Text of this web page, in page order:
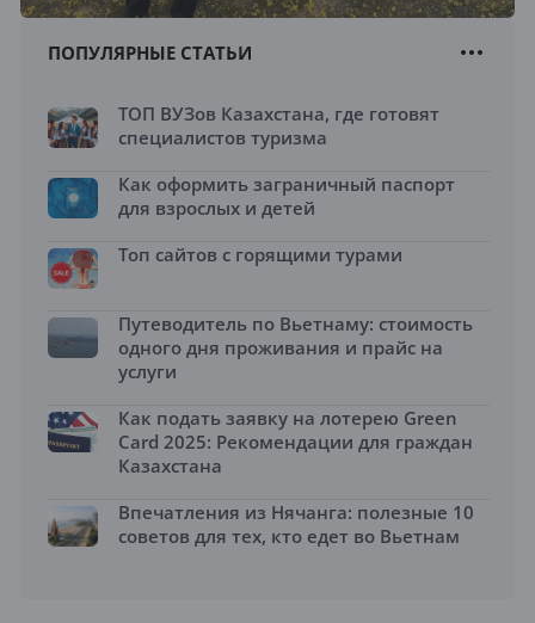
ПОПУЛЯРНЫЕ СТАТЬИ
ТОП ВУЗов Казахстана, где готовят
специалистов туризма
Как оформить заграничный паспорт
для взрослых и детей
Топ сайтов с горящими турами
Путеводитель по Вьетнаму: стоимость
одного дня проживания и прайс на
услуги
Как подать заявку на лотерею Green
Card 2025: Рекомендации для граждан
Казахстана
Впечатления из Нячанга: полезные 10
советов для тех, кто едет во Вьетнам